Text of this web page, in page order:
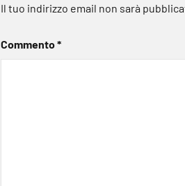
Il tuo indirizzo email non sarà
Commento*